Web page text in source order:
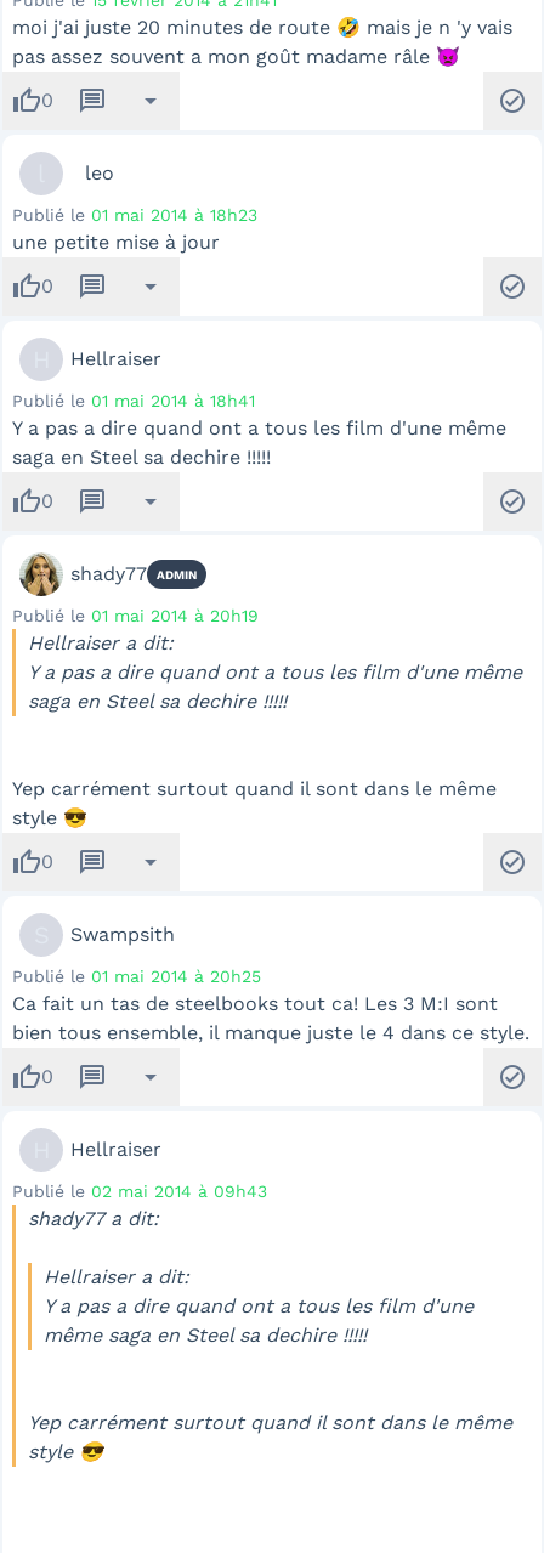
moi j'ai juste 20 minutes de route 🤣 mais je n 'y vais
pas assez souvent a mon goût madame râle 👿
thumb_up0 message arrow_drop_down check_circle
leo
Publié le 01 mai 2014 à 18h23
une petite mise à jour
thumb_up0 message arrow_drop_down check_circle
Hellraiser
Publié le 01 mai 2014 à 18h41
Y a pas a dire quand ont a tous les film d'une même
saga en Steel sa dechire !!!!!
thumb_up0 message arrow_drop_down check_circle
shady77 ADMIN
Publié le 01 mai 2014 à 20h19
Hellraiser a dit:
Y a pas a dire quand ont a tous les film d'une même
saga en Steel sa dechire !!!!!
Yep carrément surtout quand il sont dans le même
style 😎
thumb_up0 message arrow_drop_down check_circle
Swampsith
Publié le 01 mai 2014 à 20h25
Ca fait un tas de steelbooks tout ca! Les 3 M:I sont
bien tous ensemble, il manque juste le 4 dans ce style.
thumb_up0 message arrow_drop_down check_circle
Hellraiser
Publié le 02 mai 2014 à 09h43
shady77 a dit:
Hellraiser a dit:
Y a pas a dire quand ont a tous les film d'une
même saga en Steel sa dechire !!!!!
Yep carrément surtout quand il sont dans le même
style 😎